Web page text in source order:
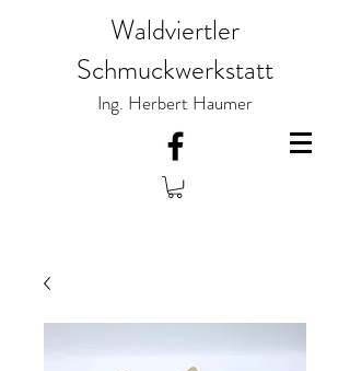
Waldviertler
Schmuckwerkstatt
Ing. Herbert Haumer